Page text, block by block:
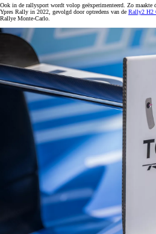
Ook in de rallysport wordt volop geëxperimenteerd. Zo
Ypres Rally in 2022, gevolgd door optredens van de Rally2 H2
Rallye Monte-Carlo.